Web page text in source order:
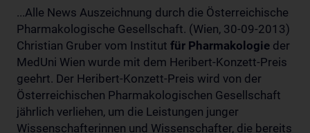
...Alle News Auszeichnung durch die Österreichische
Pharmakologische Gesellschaft. (Wien, 30-09-2013)
Christian Gruber vom Institut für Pharmakologie der
MedUni Wien wurde mit dem Heribert-Konzett-Preis
geehrt. Der Heribert-Konzett-Preis wird von der
Österreichischen Pharmakologischen Gesellschaft
jährlich verliehen, um die Leistungen junger
Wissenschafterinnen und Wissenschafter, die bereits